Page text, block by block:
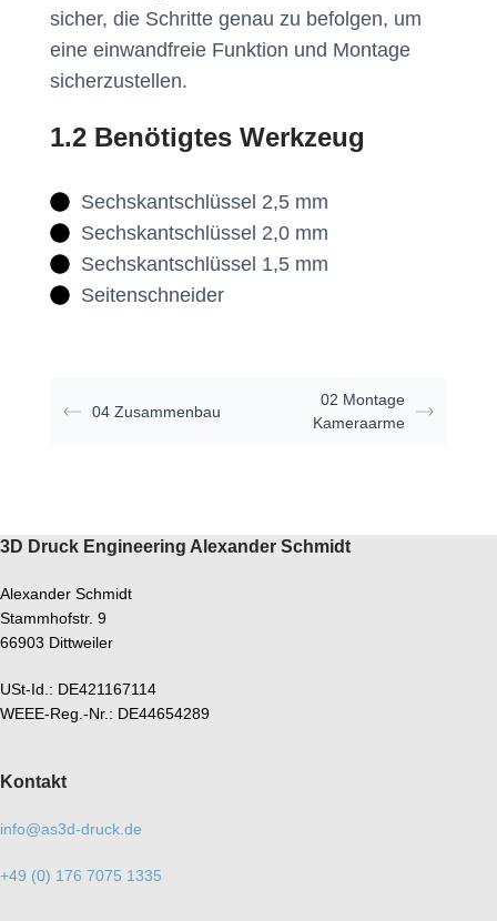
sicher, die Schritte genau zu befolgen, um
eine einwandfreie Funktion und Montage
sicherzustellen.
1.2 Benötigtes Werkzeug
Sechskantschlüssel 2,5 mm
Sechskantschlüssel 2,0 mm
Sechskantschlüssel 1,5 mm
Seitenschneider
04 Zusammenbau
02 Montage
Kameraarme
3D Druck Engineering Alexander Schmidt
Alexander Schmidt
Stammhofstr. 9
66903 Dittweiler
USt-Id.: DE421167114
WEEE-Reg.-Nr.: DE44654289
Kontakt
info@as3d-druck.de
+49 (0) 176 7075 1335